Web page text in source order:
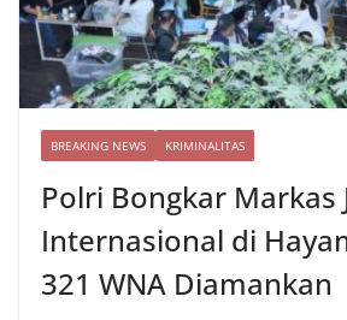
BREAKING NEWS KRIMINALITAS
Polri Bongkar Markas
Internasional di
321 WNA Diamankan